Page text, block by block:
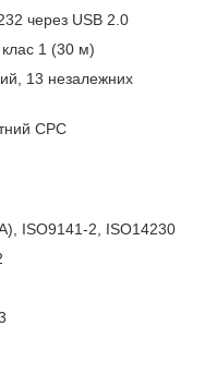
через USB 2.0
1 (30 м)
13 незалежних
CPC
ISO9141-2, ISO14230